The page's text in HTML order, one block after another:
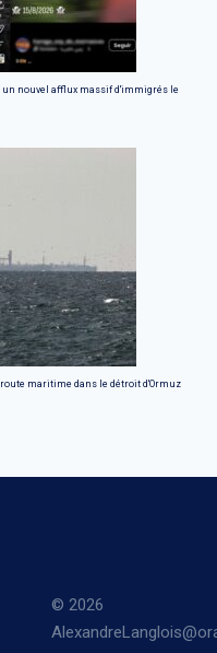
un nouvel afflux massif d'immigrés le
maritime dans le détroit d'Ormuz
© 2026